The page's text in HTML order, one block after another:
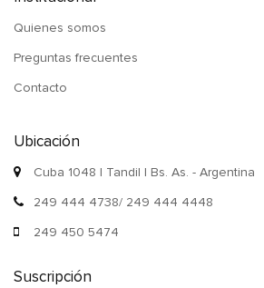
Quienes somos
Preguntas frecuentes
Contacto
Ubicación
Cuba 1048 | Tandil | Bs. As. - Argentina
249 444 4738/ 249 444 4448
249 450 5474
Suscripción